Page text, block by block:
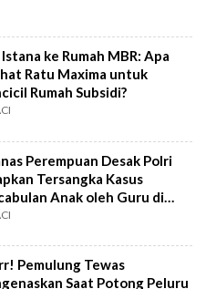
ke Rumah MBR: Apa
Ratu Maxima untuk
Rumah Subsidi?
Perempuan Desak Polri
Tersangka Kasus
Anak oleh Guru di
Pemulung Tewas
Saat Potong Peluru